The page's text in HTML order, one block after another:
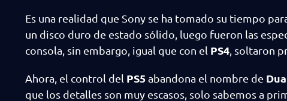
Es una realidad que Sony se ha tomado su tiempo
un disco duro de estado sólido, luego fueron las
consola, sin embargo, igual que con el PS4 , soltaron
Ahora, el control del PS5abandona el nombre de
que los detalles son muy escasos, solo sabemos a